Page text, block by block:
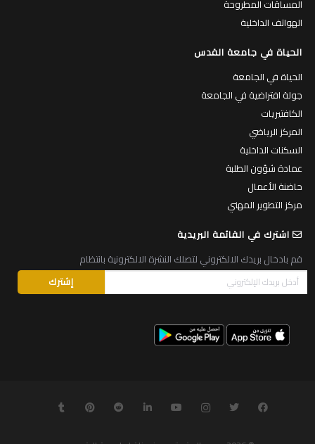
المساقات المطروحة
الهواتف الداخلية
الحياة في جامعة القدس
الحياة في الجامعة
جولة افتراضية في الجامعة
الكافتيريات
المركز الرياضي
السكنات الداخلية
عمادة شؤون الطلبة
حاضنة الأعمال
مركز التطوير المهني
اشترك في القائمة البريدية
قم بادخال بريدك الالكتروني لتصلك النشرة الالكترونية بانتظام